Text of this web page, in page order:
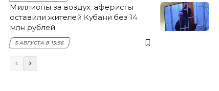
Миллионы за воздух: аферисты
оставили жителей Кубани без 14
млн рублей
5 АВГУСТА В 15:56